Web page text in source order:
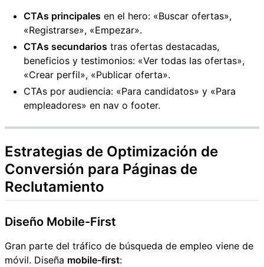
CTAs principales en el hero: «Buscar ofertas»,
«Registrarse», «Empezar».
CTAs secundarios tras ofertas destacadas,
beneficios y testimonios: «Ver todas las ofertas»,
«Crear perfil», «Publicar oferta».
CTAs por audiencia: «Para candidatos» y «Para
empleadores» en nav o footer.
Estrategias de Optimización de
Conversión para Páginas de
Reclutamiento
Diseño Mobile-First
Gran parte del tráfico de búsqueda de empleo viene de
móvil. Diseña mobile-first: